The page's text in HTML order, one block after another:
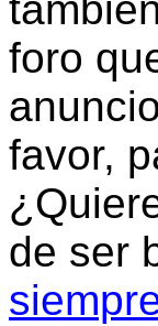
foro
favor,
de ser